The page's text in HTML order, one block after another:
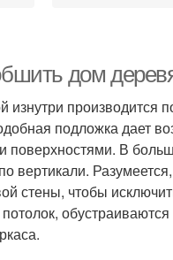
дом
изнутри производится
подложка дает
поверхностями. В
вертикали.
стены, чтобы